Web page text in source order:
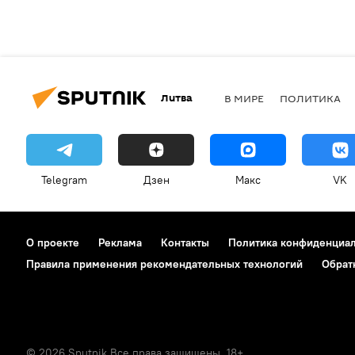
Литва В МИРЕ ПОЛИТИКА
Telegram Дзен Макс VK
О проекте Реклама Контакты Политика
Правила применения рекомендательных технологий